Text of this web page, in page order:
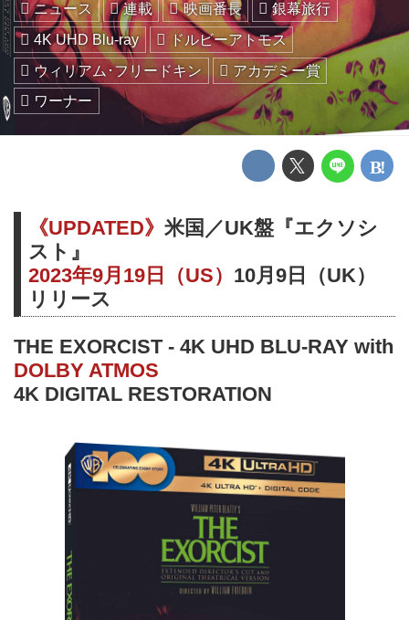
ニュース 連載 映画番長
銀幕旅行
4K UHD Blu-ray
ドルビーアトモス
ウィリアム･フリードキン
アカデミー賞
ワーナー
《UPDATED》 米国／UK盤『エクソシ
スト』
2023年9月19日（US） 10月9日（UK）
リリース
THE EXORCIST - 4K UHD BLU-RAY with
DOLBY ATMOS
4K DIGITAL RESTORATION